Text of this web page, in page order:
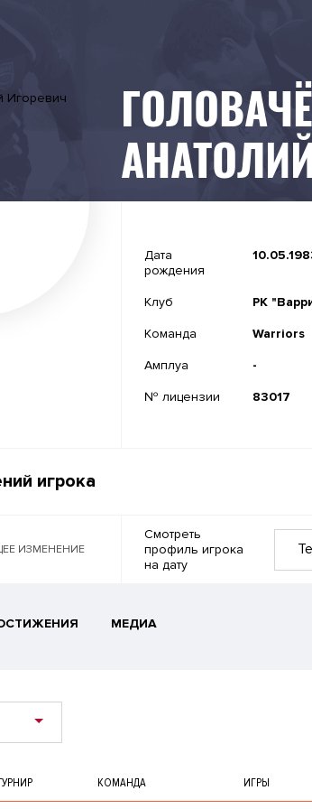
Дата
рождения
Клуб РК
Команда Warriors
Амплуа -
№ лицензии 83017
игрока
ИЗМЕНЕНИЕ
Смотреть
профиль игрока
на дату
МЕДИА
КОМАНДА ИГРЫ